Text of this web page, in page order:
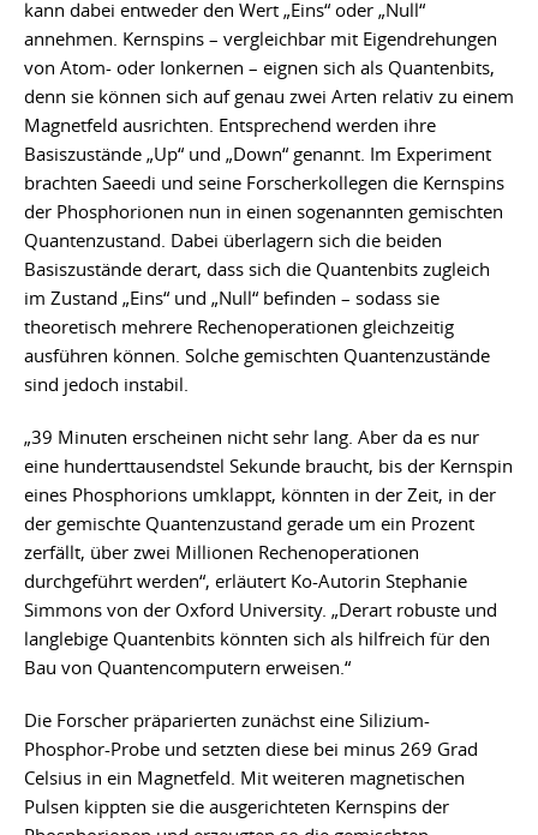
kann dabei entweder den Wert „Eins“ oder „Null“
annehmen. Kernspins – vergleichbar mit Eigendrehungen
von Atom- oder Ionkernen – eignen sich als Quantenbits,
denn sie können sich auf genau zwei Arten relativ zu einem
Magnetfeld ausrichten. Entsprechend werden ihre
Basiszustände „Up“ und „Down“ genannt. Im Experiment
brachten Saeedi und seine Forscherkollegen die Kernspins
der Phosphorionen nun in einen sogenannten gemischten
Quantenzustand. Dabei überlagern sich die beiden
Basiszustände derart, dass sich die Quantenbits zugleich
im Zustand „Eins“ und „Null“ befinden – sodass sie
theoretisch mehrere Rechenoperationen gleichzeitig
ausführen können. Solche gemischten Quantenzustände
sind jedoch instabil.
„39 Minuten erscheinen nicht sehr lang. Aber da es nur
eine hunderttausendstel Sekunde braucht, bis der Kernspin
eines Phosphorions umklappt, könnten in der Zeit, in der
der gemischte Quantenzustand gerade um ein Prozent
zerfällt, über zwei Millionen Rechenoperationen
durchgeführt werden“, erläutert Ko-Autorin Stephanie
Simmons von der Oxford University. „Derart robuste und
langlebige Quantenbits könnten sich als hilfreich für den
Bau von Quantencomputern erweisen.“
Die Forscher präparierten zunächst eine Silizium-
Phosphor-Probe und setzten diese bei minus 269 Grad
Celsius in ein Magnetfeld. Mit weiteren magnetischen
Pulsen kippten sie die ausgerichteten Kernspins der